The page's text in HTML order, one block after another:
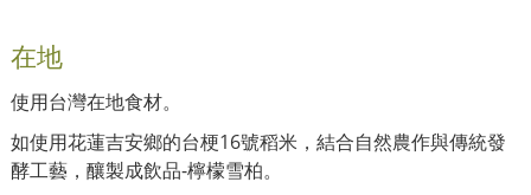
在地
使用台灣在地食材。
如使用花蓮吉安鄉的台梗16號稻米，結合自然農作與傳統發
酵工藝，釀製成飲品-檸檬雪柏。